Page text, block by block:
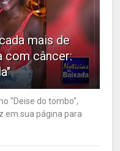
mais de
com câncer:
"Deise do tombo",
em sua página para